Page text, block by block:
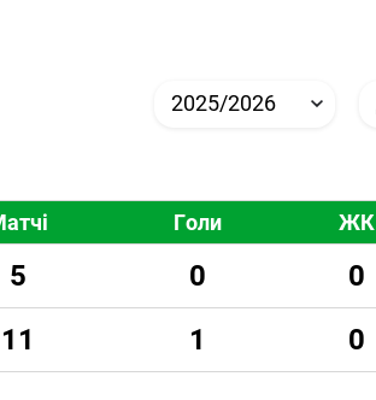
2025/2026
Голи ЖК
5 0 0
11 1 0